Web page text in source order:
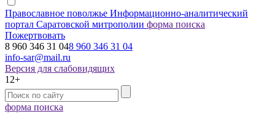
Православное поволжье Информационно-аналитический
портал Саратовской митрополии форма поиска
Пожертвовать
8 960 346 31 048 960 346 31 04
info-sar@mail.ru
Версия для слабовидящих
12+
форма поиска